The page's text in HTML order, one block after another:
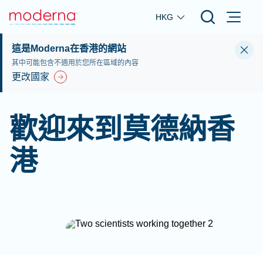
Skip to main content
HKG
這是Moderna在香港的網站
其中可能包含不適用於您所在區域的內容
更改國家
歡迎來到莫德納香
港